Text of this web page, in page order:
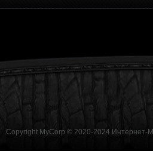
Copyright MyCorp © 2020-2024 Интернет-